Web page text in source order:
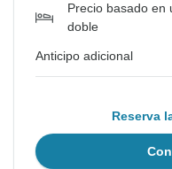
Precio basado en
doble
Anticipo adicional
Reserva